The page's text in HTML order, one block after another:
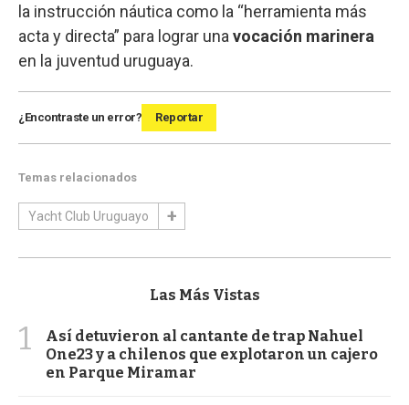
la instrucción náutica como la “herramienta más
acta y directa” para lograr una vocación marinera
en la juventud uruguaya.
¿Encontraste un error? Reportar
Temas relacionados
Yacht Club Uruguayo
Las Más Vistas
1
Así detuvieron al cantante de trap Nahuel
One23 y a chilenos que explotaron un cajero
en Parque Miramar